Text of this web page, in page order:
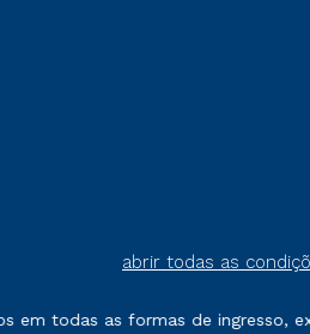
abrir todas as
todas as formas de ingresso,